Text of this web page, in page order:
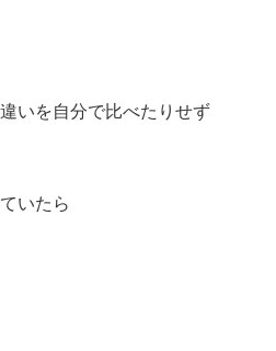
いを自分で比べたりせず
いたら